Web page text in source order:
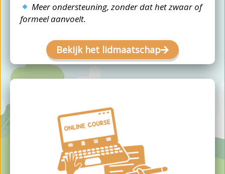
Meer ondersteuning, zonder dat het zwaar of
formeel aanvoelt.
Bekijk het lidmaatschap